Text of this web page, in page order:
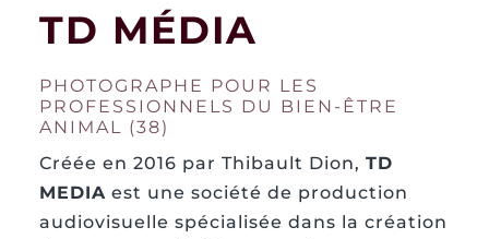
TD MÉDIA
PHOTOGRAPHE POUR LES
PROFESSIONNELS DU BIEN-ÊTRE
ANIMAL (38)
Créée en 2016 par Thibault Dion, TD
MEDIA est une société de production
audiovisuelle spécialisée dans la création